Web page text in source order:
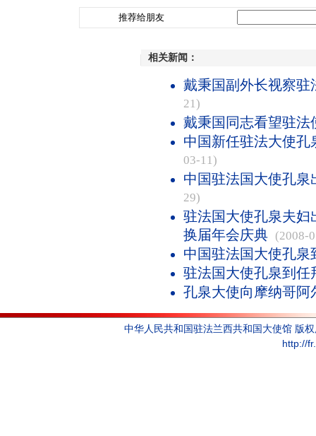
推荐给朋友
相关新闻：
戴秉国副外长视察驻
21)
戴秉国同志看望驻法
中国新任驻法大使
03-11)
中国驻法国大使孔
29)
驻法国大使孔泉夫妇
换届年会庆典 (2008-
中国驻法国大使孔泉
驻法国大使孔泉到任
孔泉大使向摩纳哥阿
中华人民共和国驻法兰西共和国大使馆 版
http://